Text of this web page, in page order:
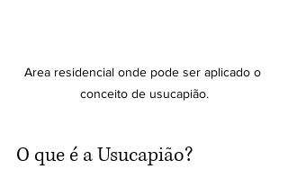
Area residencial onde pode ser aplicado o
conceito de usucapião.
O que é a Usucapião?